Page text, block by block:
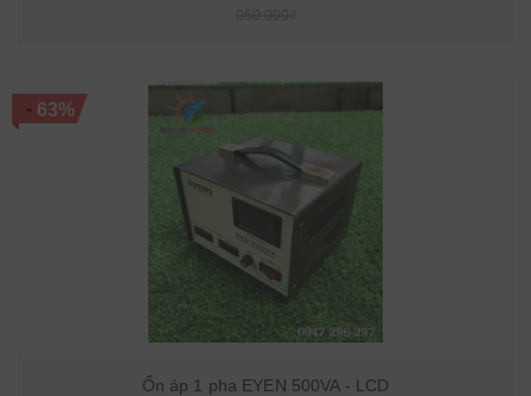
-63%
Ổn áp 1 pha EYEN 500VA - LCD